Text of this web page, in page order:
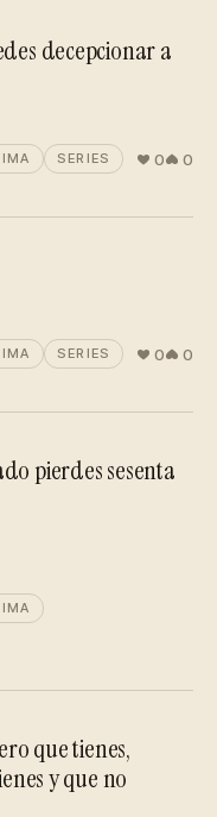
decepcionar a
SERIES 0 0
SERIES 0 0
pierdes sesenta
que tienes,
y que no